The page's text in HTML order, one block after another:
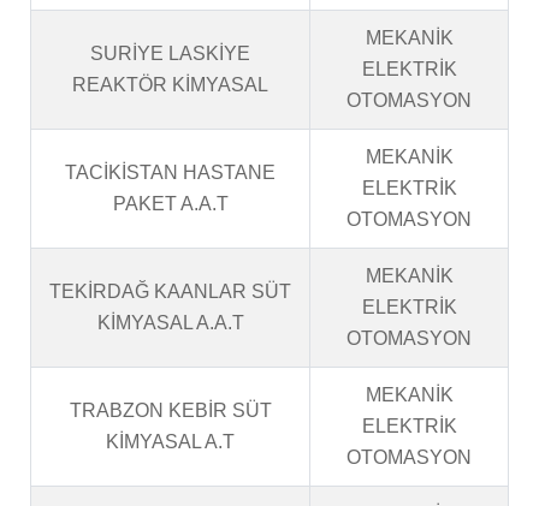
SURİYE LASKİYE
REAKTÖR KİMYASAL
MEKANİK
ELEKTRİK
OTOMASYON
TACİKİSTAN HASTANE
PAKET A.A.T
MEKANİK
ELEKTRİK
OTOMASYON
TEKİRDAĞ KAANLAR SÜT
KİMYASAL A.A.T
MEKANİK
ELEKTRİK
OTOMASYON
TRABZON KEBİR SÜT
KİMYASAL A.T
MEKANİK
ELEKTRİK
OTOMASYON